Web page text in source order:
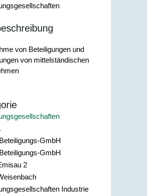
von Beteiligungen und
von mittelständischen
GmbH
GmbH
2
Industrie